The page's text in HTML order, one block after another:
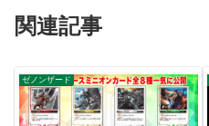
関連記事
ゼノンザード